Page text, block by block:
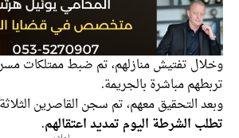
تفتيش منازلهم، تم ضبط ممتلكات مسروقة
مباشرة بالجريمة.
التحقيق معهم، تم سجن القاصرين الثلاثة، ومن
الشرطة اليوم تمديد اعتقالهم.